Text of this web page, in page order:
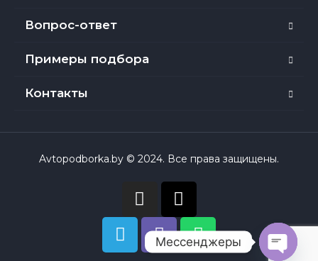
Вопрос-ответ
Примеры подбора
Контакты
Avtopodborka.by © 2024. Все права защищены.
Мессенджеры